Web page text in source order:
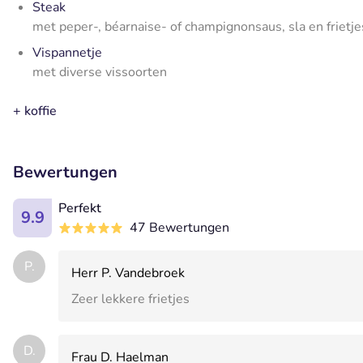
Steak
met peper-, béarnaise- of champignonsaus, sla en
Vispannetje
met diverse vissoorten
+ koffie
Bewertungen
9.9
Perfekt
47 Bewertungen
P.
Herr P. Vandebroek
Zeer lekkere frietjes
D. Frau D. Haelman